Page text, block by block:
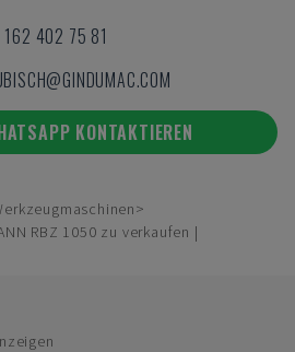
402 75 81
KONTAKTIEREN
RBZ 1050 zu verkaufen |